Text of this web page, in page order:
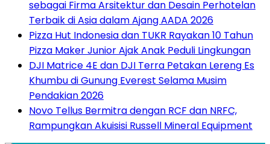
sebagai Firma Arsitektur dan Desain Perhotelan
Terbaik di Asia dalam Ajang AADA 2026
Pizza Hut Indonesia dan TUKR Rayakan 10 Tahun
Pizza Maker Junior Ajak Anak Peduli Lingkungan
DJI Matrice 4E dan DJI Terra Petakan Lereng Es
Khumbu di Gunung Everest Selama Musim
Pendakian 2026
Novo Tellus Bermitra dengan RCF dan NRFC,
Rampungkan Akuisisi Russell Mineral Equipment